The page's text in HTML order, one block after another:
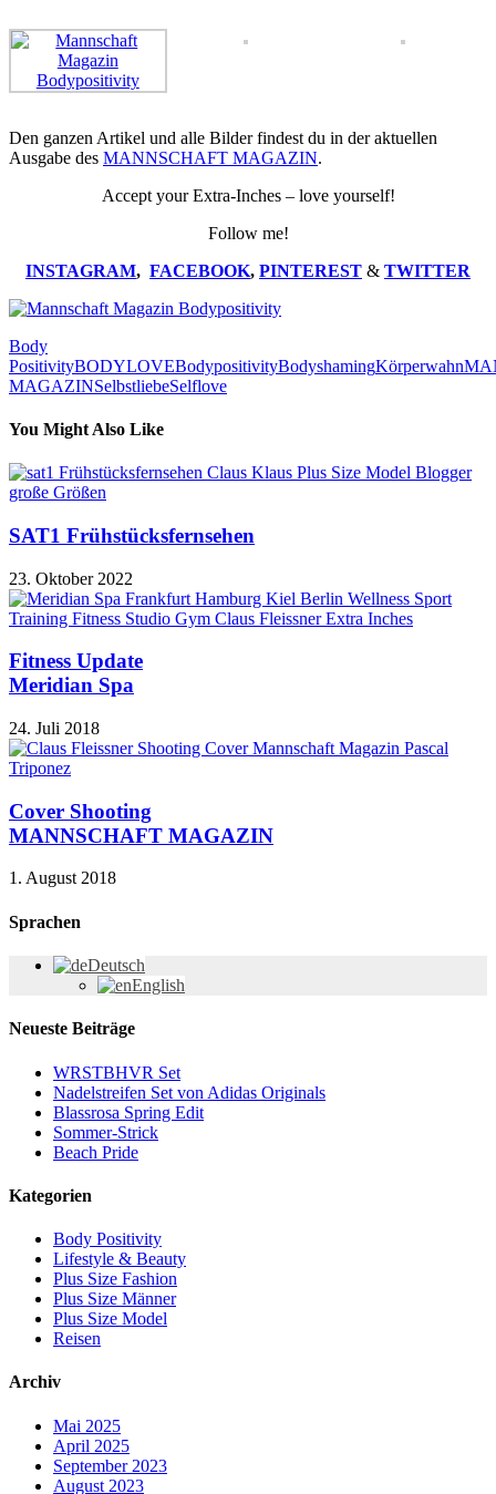
Den ganzen Artikel und alle Bilder findest du in der aktuellen
Ausgabe des MANNSCHAFT MAGAZIN.
Accept your Extra-Inches – love yourself!
Follow me!
INSTAGRAM, FACEBOOK, PINTEREST & TWITTER
Body
PositivityBODYLOVEBodypositivityBodyshamingKörperwahn
MAGAZINSelbstliebeSelflove
You Might Also Like
SAT1 Frühstücksfernsehen
23. Oktober 2022
Fitness Update
Meridian Spa
24. Juli 2018
Cover Shooting
MANNSCHAFT MAGAZIN
1. August 2018
Sprachen
Deutsch
English
Neueste Beiträge
WRSTBHVR Set
Nadelstreifen Set von Adidas Originals
Blassrosa Spring Edit
Sommer-Strick
Beach Pride
Kategorien
Body Positivity
Lifestyle & Beauty
Plus Size Fashion
Plus Size Männer
Plus Size Model
Reisen
Archiv
Mai 2025
April 2025
September 2023
August 2023